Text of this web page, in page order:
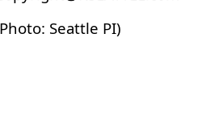
Seattle PI)